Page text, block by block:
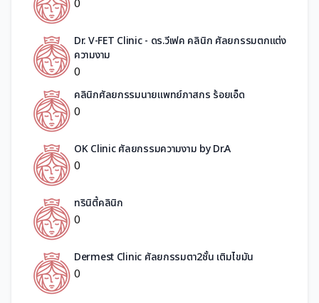
Dr. V-FET Clinic - ดร.วีเฟค คลินิก ศัลยกรรมตกแต่ง
ความงาม
0
คลินิกศัลยกรรมนายแพทย์ภาสกร ร้อยเอ็ด
0
OK Clinic ศัลยกรรมความงาม by Dr.A
0
ทรินิตี้คลินิก
0
Dermest Clinic ศัลยกรรมตา2ชั้น เติมไขมัน
0